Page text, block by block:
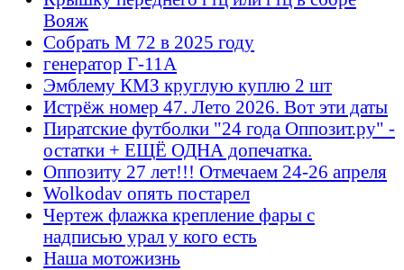
Вояж
Собрать М 72 в 2025 году
генератор Г-11А
Эмблему КМЗ круглую куплю 2 шт
Истрёж номер 47. Лето 2026. Вот эти даты
Пиратские футболки "24 года Оппозит.ру" -
остатки + ЕЩЁ ОДНА допечатка.
Оппозиту 27 лет!!! Отмечаем 24-26 апреля
Wolkodav опять постарел
Чертеж флажка крепление фары с
надписью урал у кого есть
Наша мотожизнь